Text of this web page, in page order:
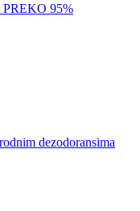
95%
dezodoransima